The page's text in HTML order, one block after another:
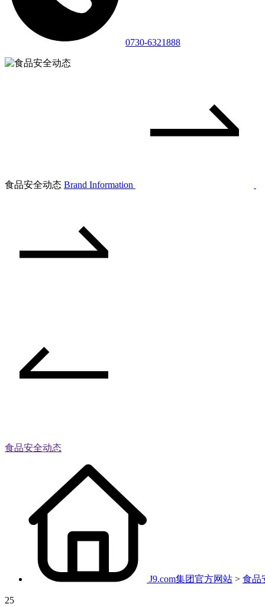
0730-6321888
食品安全动态 Brand Information
食品安全动态
J9.com集团官方网站 > 食品
25